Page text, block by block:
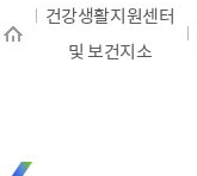
건강생활지원센터
및 보건지소